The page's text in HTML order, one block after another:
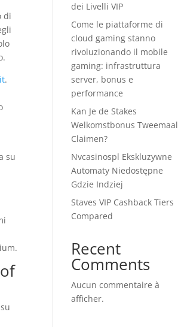
di
.
su
dei Livelli VIP
Come le piattaforme di
cloud gaming stanno
rivoluzionando il mobile
gaming: infrastruttura
server, bonus e
performance
Kan Je de Stakes
Welkomstbonus Tweemaal
Claimen?
Nvcasinospl Ekskluzywne
Automaty Niedostępne
Gdzie Indziej
Staves VIP Cashback Tiers
Compared
Recent
Comments
Aucun commentaire à
afficher.